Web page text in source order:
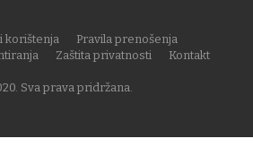
Sva prava pridržana.
korištenja
Pravila prenošenja
Zaštita privatnosti
Kontakt